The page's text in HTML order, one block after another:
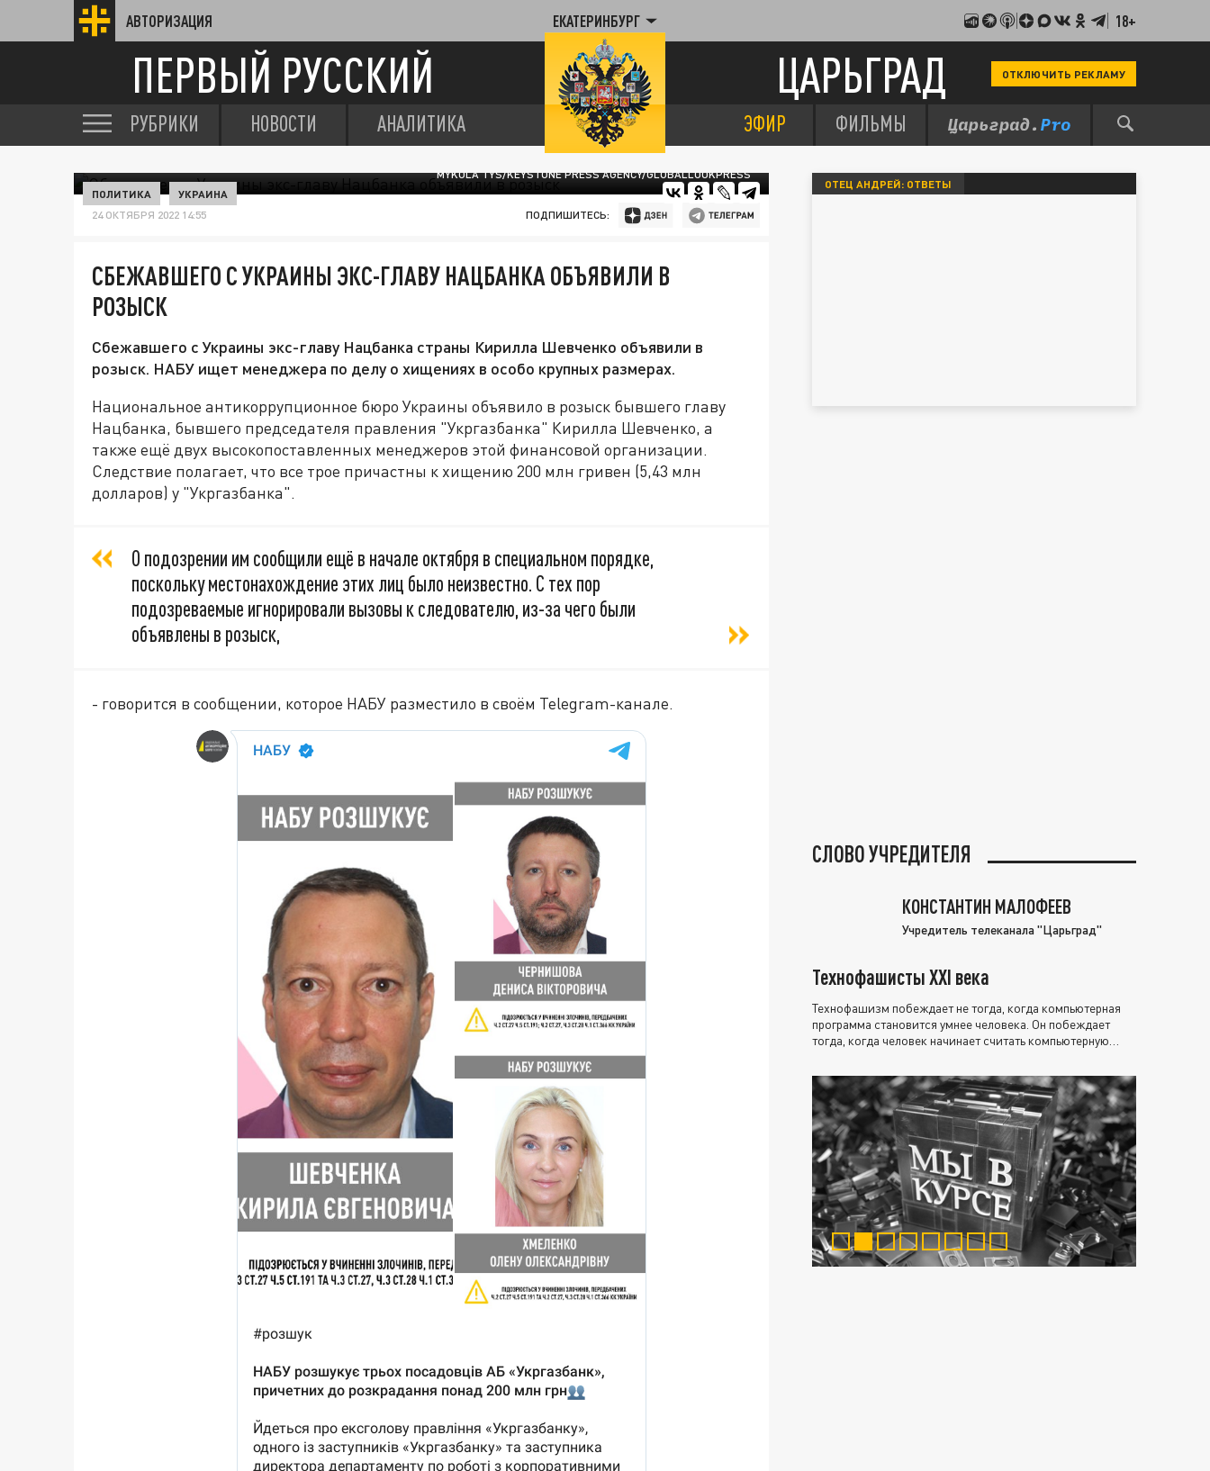
АВТОРИЗАЦИЯ ЕКАТЕРИНБУРГ 18+
ПЕРВЫЙ РУССКИЙ ЦАРЬГРАД ОТКЛЮЧИТЬ РЕКЛАМУ
РУБРИКИ НОВОСТИ АНАЛИТИКА ЭФИР ФИЛЬМЫ
MYKOLA TYS/KEYSTONE PRESS AGENCY/GLOBALLOOKPRESS
ПОЛИТИКА УКРАИНА
24 ОКТЯБРЯ 2022 14:55 ПОДПИШИТЕСЬ:
СБЕЖАВШЕГО С УКРАИНЫ ЭКС-ГЛАВУ НАЦБАНКА ОБЪЯВИЛИ В
РОЗЫСК
Сбежавшего с Украины экс-главу Нацбанка страны Кирилла Шевченко объявили в
розыск. НАБУ ищет менеджера по делу о хищениях в особо крупных размерах.
Национальное антикоррупционное бюро Украины объявило в розыск бывшего главу
Нацбанка, бывшего председателя правления "Укргазбанка" Кирилла Шевченко, а
также ещё двух высокопоставленных менеджеров этой финансовой организации.
Следствие полагает, что все трое причастны к хищению 200 млн гривен (5,43 млн
долларов) у "Укргазбанка".
О подозрении им сообщили ещё в начале октября в специальном порядке,
поскольку местонахождение этих лиц было неизвестно. С тех пор
подозреваемые игнорировали вызовы к следователю, из-за чего были
объявлены в розыск,
- говорится в сообщении, которое НАБУ разместило в своём Telegram-канале.
ОТЕЦ АНДРЕЙ: ОТВЕТЫ
СЛОВО УЧРЕДИТЕЛЯ
КОНСТАНТИН МАЛОФЕЕВ
Учредитель телеканала "Царьград"
Технофашисты XXI века
Технофашизм побеждает не тогда, когда компьютерная
программа становится умнее человека. Он побеждает
тогда, когда человек начинает считать компьютерную